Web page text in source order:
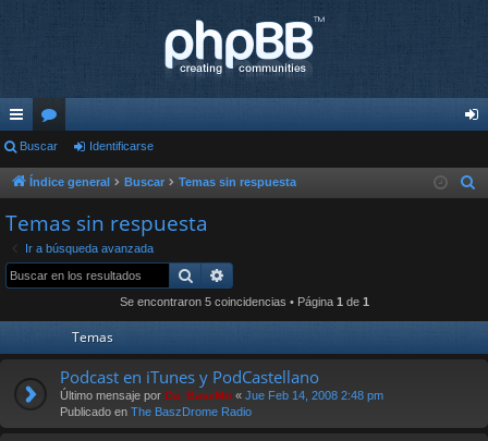
nl
ac
es
rá
pi
or
os nti
Buscar Identificarse
Índice general Buscar Temas sin respuesta
Temas sin respuesta
Ir a búsqueda avanzada
Buscar
Se encontraron 5 coincidencias • Página 1 de 1
Temas
Podcast en iTunes y PodCastellano
Último mensaje por Da_BaszMo « Jue Feb 14, 2008 2:48 pm
Publicado en The BaszDrome Radio